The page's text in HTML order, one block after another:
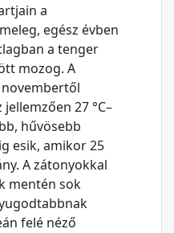
a
egész évben
a tenger
mozog. A
novembertől
27 °C–
hűvösebb
esik, amikor 25
A zátonyokkal
mentén sok
felé néző